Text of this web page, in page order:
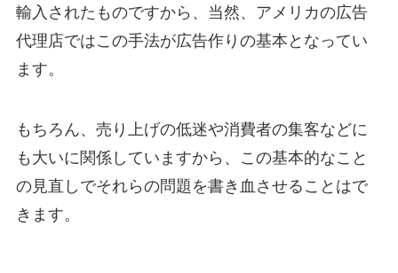
輸入されたものですから、当然、アメリカの広告
代理店ではこの手法が広告作りの基本となってい
ます。
もちろん、売り上げの低迷や消費者の集客などに
も大いに関係していますから、この基本的なこと
の見直しでそれらの問題を書き血させることはで
きます。